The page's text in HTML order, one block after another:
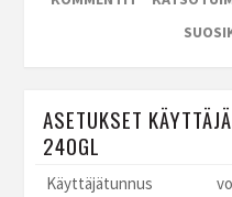
ASETUKSET
240GL
Käyttäjätunnus